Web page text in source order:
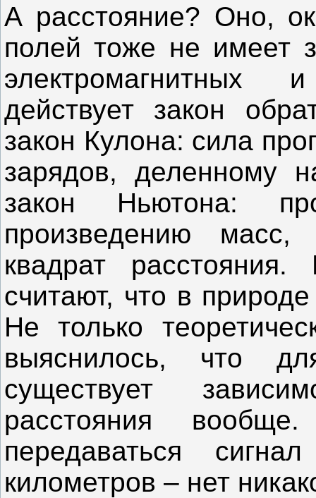
А расстояние? Оно,
полей тоже не имеет
электромагнитных
действует закон
закон Кулона: сила
зарядов, деленному
закон Ньютона:
произведению
квадрат
считают, что в
Не только
выяснилось, что
существует
расстояния
передаваться
километров – нет